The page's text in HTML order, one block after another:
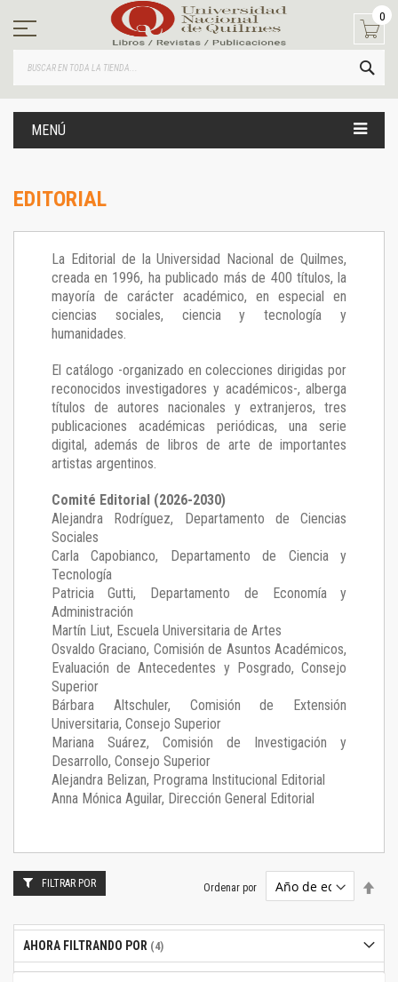
contenido
0
MENÚ
EDITORIAL
La Editorial de la Universidad Nacional de Quilmes,
creada en 1996, ha publicado más de 400 títulos, la
mayoría de carácter académico, en especial en
ciencias sociales, ciencia y tecnología y
humanidades.
El catálogo -organizado en colecciones dirigidas por
reconocidos investigadores y académicos-, alberga
títulos de autores nacionales y extranjeros, tres
publicaciones académicas periódicas, una serie
digital, además de libros de arte de importantes
artistas argentinos.
Comité Editorial (2026-2030)
Alejandra Rodríguez, Departamento de Ciencias
Sociales
Carla Capobianco, Departamento de Ciencia y
Tecnología
Patricia Gutti, Departamento de Economía y
Administración
Martín Liut, Escuela Universitaria de Artes
Osvaldo Graciano, Comisión de Asuntos Académicos,
Evaluación de Antecedentes y Posgrado, Consejo
Superior
Bárbara Altschuler, Comisión de Extensión
Universitaria, Consejo Superior
Mariana Suárez, Comisión de Investigación y
Desarrollo, Consejo Superior
Alejandra Belizan, Programa Institucional Editorial
Anna Mónica Aguilar, Dirección General Editorial
Ordenar por
FILTRAR POR
AHORA FILTRANDO POR